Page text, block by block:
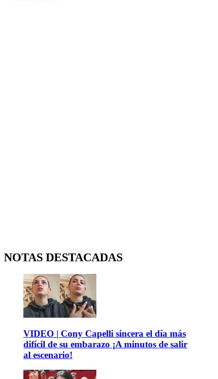
NOTAS DESTACADAS
VIDEO | Cony Capelli sincera el día más
difícil de su embarazo ¡A minutos de salir
al escenario!